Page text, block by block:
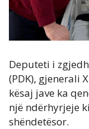
Deputeti i
(PDK), gjenerali
kësaj jave ka
një ndërhyrjeje
shëndetësor.